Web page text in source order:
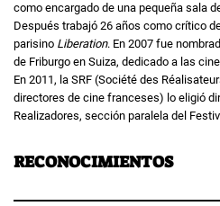
como encargado de una pequeña sala
Después trabajó 26 años como crítico
parisino Liberation. En 2007 fue
de Friburgo en Suiza, dedicado a las
En 2011, la SRF (Société des
directores de cine franceses) lo eligió
Realizadores, sección paralela del
RECONOCIMIENTOS